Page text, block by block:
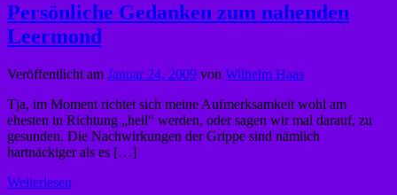
Persönliche Gedanken zum nahenden
Leermond
Veröffentlicht am Januar 24, 2009 von Wilhelm Haas
Tja, im Moment richtet sich meine Aufmerksamkeit wohl am
ehesten in Richtung „heil“ werden, oder sagen wir mal darauf, zu
gesunden. Die Nachwirkungen der Grippe sind nämlich
hartnäckiger als es […]
Weiterlesen